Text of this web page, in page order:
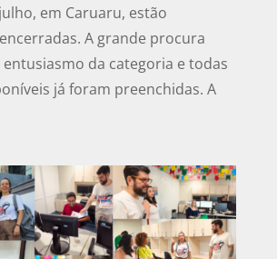
em Caruaru, estão
A grande procura
da categoria e todas
já foram preenchidas. A